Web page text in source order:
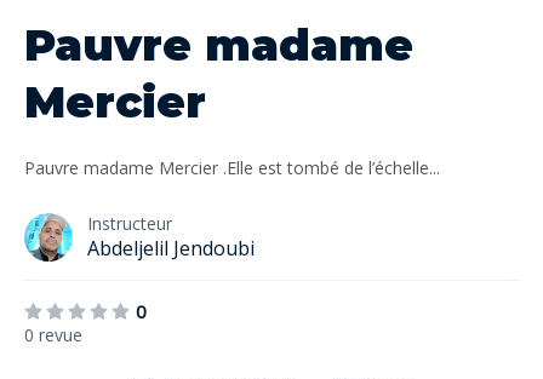
Pauvre madame
Mercier
Pauvre madame Mercier .Elle est tombé de l’échelle...
Instructeur
Abdeljelil Jendoubi
0
0 revue